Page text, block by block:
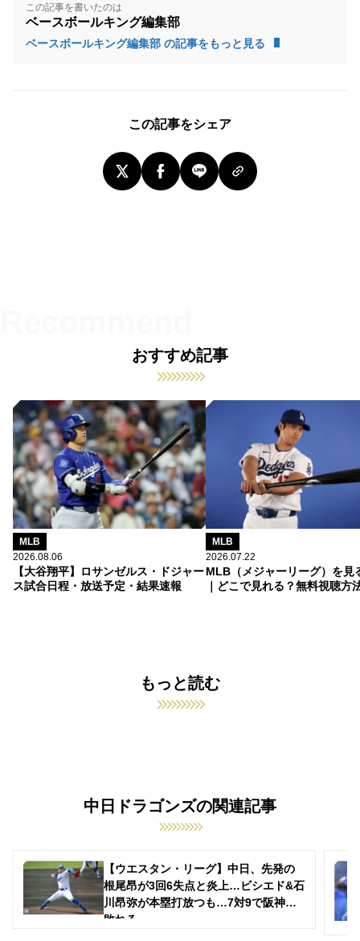
この記事を書いたのは
ベースボールキング編集部
ベースボールキング編集部 の記事をもっと見る
この記事をシェア
おすすめ記事
MLB
2026.08.06
【大谷翔平】ロサンゼルス・ドジャー
ス試合日程・放送予定・結果速報
MLB
2026.07.22
MLB（メジャーリーグ）を見
｜どこで見れる？無料視聴方
もっと読む
中日ドラゴンズの関連記事
【ウエスタン・リーグ】中日、先発の
根尾昂が3回6失点と炎上…ビシエド&石
川昂弥が本塁打放つも…7対9で阪神に
敗れる